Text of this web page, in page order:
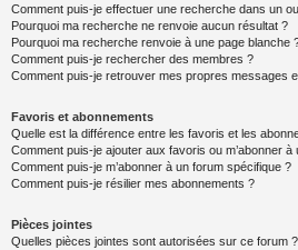
Comment puis-je effectuer une recherche dans un
Pourquoi ma recherche ne renvoie aucun résultat ?
Pourquoi ma recherche renvoie à une page blanche
Comment puis-je rechercher des membres ?
Comment puis-je retrouver mes propres messages
Favoris et abonnements
Quelle est la différence entre les favoris et les
Comment puis-je ajouter aux favoris ou m’abonner à
Comment puis-je m’abonner à un forum spécifique ?
Comment puis-je résilier mes abonnements ?
Pièces jointes
Quelles pièces jointes sont autorisées sur ce forum ?